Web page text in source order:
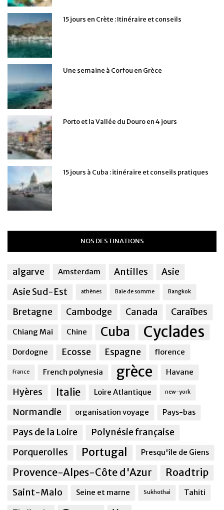
15 jours en Crète : Itinéraire et conseils
Une semaine à Corfou en Grèce
Porto et la Vallée du Douro en 4 jours
15 jours à Cuba : itinéraire et conseils pratiques
NOS DESTINATIONS
algarve Amsterdam Antilles
Asie
Asie Sud-Est
athènes Baie de somme Bangkok
Bretagne Cambodge Canada Caraîbes
Chiang Mai Chine Cuba Cyclades
Dordogne Ecosse Espagne florence
France French polynesia grèce Havane
Hyères Italie Loire Atlantique new-york
Normandie organisation voyage Pays-bas
Pays de la Loire
Polynésie française
Porquerolles
Portugal Presqu'île de Giens
Provence-Alpes-Côte d'Azur Roadtrip
Saint-Malo Seine et marne Sukhothai Tahiti